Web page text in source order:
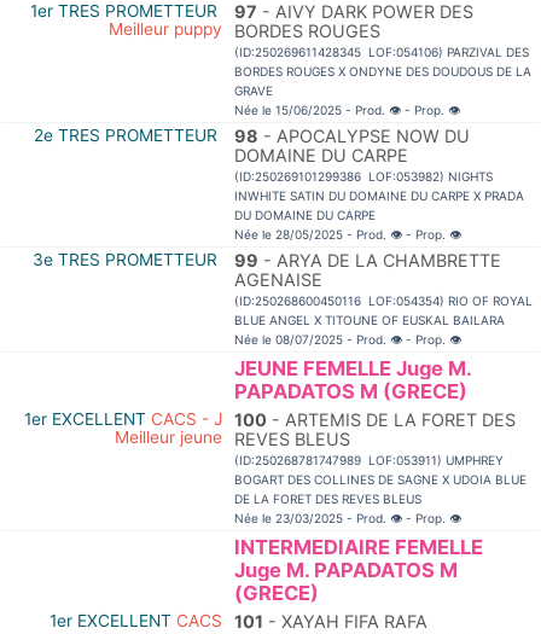
1er TRES PROMETTEUR
Meilleur puppy
97 - AIVY DARK POWER DES
BORDES ROUGES
(ID:250269611428345 LOF:054106) PARZIVAL DES
BORDES ROUGES X ONDYNE DES DOUDOUS DE LA
GRAVE
Née le 15/06/2025 - Prod. 👁 - Prop. 👁
2e TRES PROMETTEUR 98 - APOCALYPSE NOW DU
DOMAINE DU CARPE
(ID:250269101299386 LOF:053982) NIGHTS
INWHITE SATIN DU DOMAINE DU CARPE X PRADA
DU DOMAINE DU CARPE
Née le 28/05/2025 - Prod. 👁 - Prop. 👁
3e TRES PROMETTEUR 99 - ARYA DE LA CHAMBRETTE
AGENAISE
(ID:250268600450116 LOF:054354) RIO OF ROYAL
BLUE ANGEL X TITOUNE OF EUSKAL BAILARA
Née le 08/07/2025 - Prod. 👁 - Prop. 👁
JEUNE FEMELLE Juge M.
PAPADATOS M (GRECE)
1er EXCELLENT CACS - J
Meilleur jeune
100 - ARTEMIS DE LA FORET DES
REVES BLEUS
(ID:250268781747989 LOF:053911) UMPHREY
BOGART DES COLLINES DE SAGNE X UDOIA BLUE
DE LA FORET DES REVES BLEUS
Née le 23/03/2025 - Prod. 👁 - Prop. 👁
INTERMEDIAIRE FEMELLE
Juge M. PAPADATOS M
(GRECE)
1er EXCELLENT CACS 101 - XAYAH FIFA RAFA